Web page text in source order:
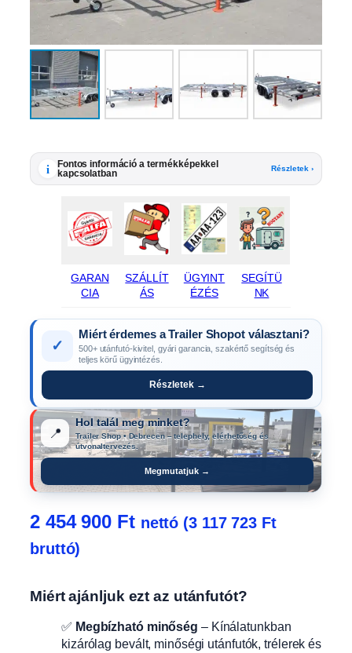
i
Fontos információ a termékképekkel
kapcsolatban
Részletek ›
GARAN
CIA
SZÁLLÍT
ÁS
ÜGYINT
ÉZÉS
SEGÍTÜ
NK
✓
Miért érdemes a Trailer Shopot választani?
500+ utánfutó-kivitel, gyári garancia, szakértő segítség és
teljes körű ügyintézés.
Részletek →
📍
Hol talál meg minket?
Trailer Shop • Debrecen – telephely, elérhetőség és
útvonaltervezés.
Megmutatjuk →
2 454 900 Ft nettó (3 117 723 Ft
bruttó)
Miért ajánljuk ezt az utánfutót?
✅ Megbízható minőség – Kínálatunkban
kizárólag bevált, minőségi utánfutók, trélerek és